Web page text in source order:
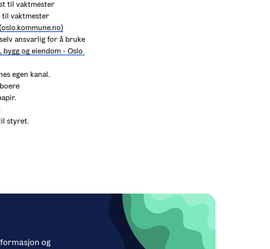
til vaktmester
til vaktmester
ansvarlig for å bruke
og eiendom - Oslo
egen kanal.
styret.
og